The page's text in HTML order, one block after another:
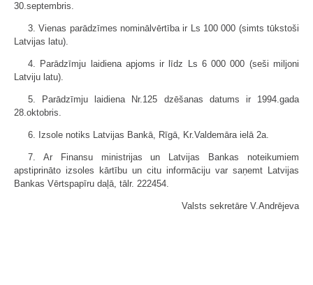
30.septembris.
3. Vienas parādzīmes nominālvērtība ir Ls 100 000 (simts tūkstoši
Latvijas latu).
4. Parādzīmju laidiena apjoms ir līdz Ls 6 000 000 (seši miljoni
Latviju latu).
5. Parādzīmju laidiena Nr.125 dzēšanas datums ir 1994.gada
28.oktobris.
6. Izsole notiks Latvijas Bankā, Rīgā, Kr.Valdemāra ielā 2a.
7. Ar Finansu ministrijas un Latvijas Bankas noteikumiem
apstiprināto izsoles kārtību un citu informāciju var saņemt Latvijas
Bankas Vērtspapīru daļā, tālr. 222454.
Valsts sekretāre V.Andrējeva